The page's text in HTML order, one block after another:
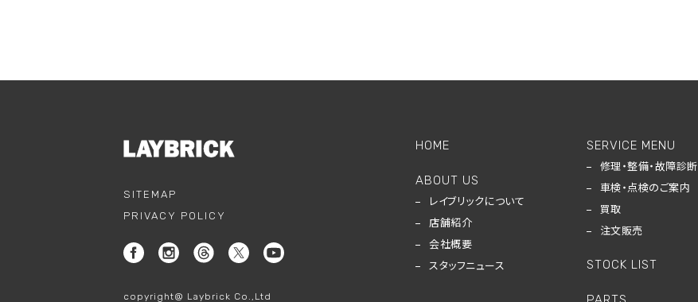
HOME
ABOUT US
レイブリックについて
店舗紹介
会社概要
スタッフニュース
SERVICE MENU
修理・整備・故障診断
車検・点検のご案内
買取
注文販売
STOCK LIST
SITEMAP
PRIVACY POLICY
copyright@ Laybrick Co.,Ltd